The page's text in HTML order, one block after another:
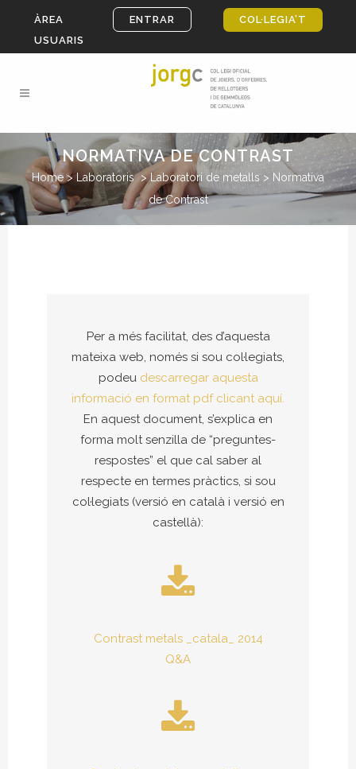
ÀREA
USUARIS
ENTRAR COL·LEGIA’T
NORMATIVA DE CONTRAST
Home> Laboratoris >Laboratori de metalls > Normativa
de Contrast
Per a més facilitat, des d’aquesta
mateixa web, només si sou col·legiats,
podeu descarregar aquesta
informació en format pdf clicant aquí.
En aquest document, s’explica en
forma molt senzilla de “preguntes-
respostes” el que cal saber al
respecte en termes pràctics, si sou
col·legiats (versió en català i versió en
castellà):
Contrast metals _catala_ 2014
Q&A